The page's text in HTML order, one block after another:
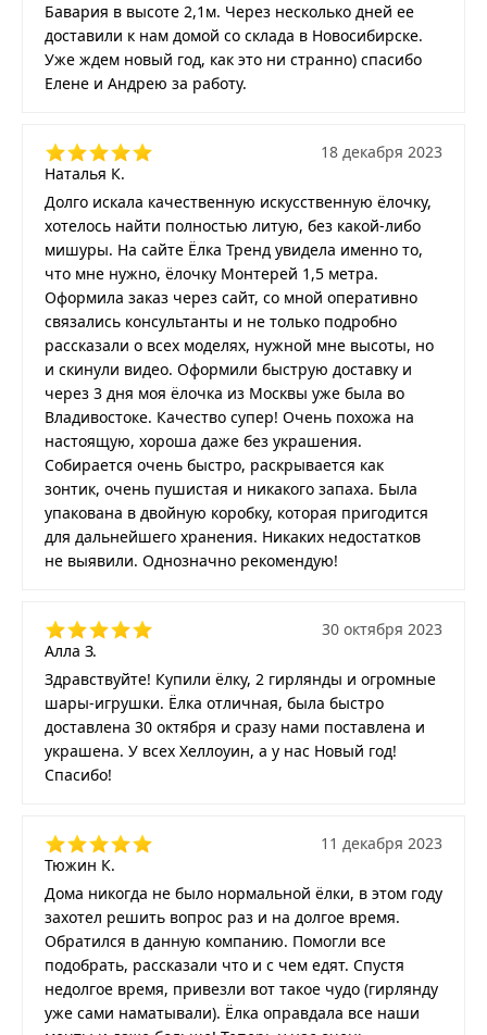
Бавария в высоте 2,1м. Через несколько дней ее
доставили к нам домой со склада в Новосибирске.
Уже ждем новый год, как это ни странно) спасибо
Елене и Андрею за работу.
Наталья К.
18 декабря 2023
Долго искала качественную искусственную ёлочку,
хотелось найти полностью литую, без какой-либо
мишуры. На сайте Ёлка Тренд увидела именно то,
что мне нужно, ёлочку Монтерей 1,5 метра.
Оформила заказ через сайт, со мной оперативно
связались консультанты и не только подробно
рассказали о всех моделях, нужной мне высоты, но
и скинули видео. Оформили быструю доставку и
через 3 дня моя ёлочка из Москвы уже была во
Владивостоке. Качество супер! Очень похожа на
настоящую, хороша даже без украшения.
Собирается очень быстро, раскрывается как
зонтик, очень пушистая и никакого запаха. Была
упакована в двойную коробку, которая пригодится
для дальнейшего хранения. Никаких недостатков
не выявили. Однозначно рекомендую!
Алла З.
30 октября 2023
Здравствуйте! Купили ёлку, 2 гирлянды и огромные
шары-игрушки. Ёлка отличная, была быстро
доставлена 30 октября и сразу нами поставлена и
украшена. У всех Хеллоуин, а у нас Новый год!
Спасибо!
Тюжин К.
11 декабря 2023
Дома никогда не было нормальной ёлки, в этом году
захотел решить вопрос раз и на долгое время.
Обратился в данную компанию. Помогли все
подобрать, рассказали что и с чем едят. Спустя
недолгое время, привезли вот такое чудо (гирлянду
уже сами наматывали). Ёлка оправдала все наши